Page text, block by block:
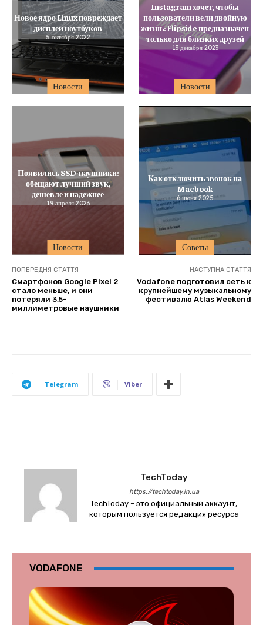
Новости
Новое ядро Linux повреждает
дисплеи ноутбуков
5 октября 2022
Новости
Instagram хочет, чтобы
пользователи вели двойную
жизнь: Flipside предназначен
только для близких друзей
13 декабря 2023
Новости
Появились SSD-наушники:
обещают лучший звук,
дешевле и надежнее
19 апреля 2023
Советы
Как отключить звонок на
Macbook
6 июня 2025
ПОПЕРЕДНЯ СТАТТЯ
Смартфонов Google Pixel 2
стало меньше, и они
потеряли 3,5-
миллиметровые наушники
НАСТУПНА СТАТТЯ
Vodafone подготовил сеть к
крупнейшему музыкальному
фестивалю Atlas Weekend
Telegram Viber
TechToday
https://techtoday.in.ua
TechToday – это официальный аккаунт,
которым пользуется редакция ресурса
VODAFONE